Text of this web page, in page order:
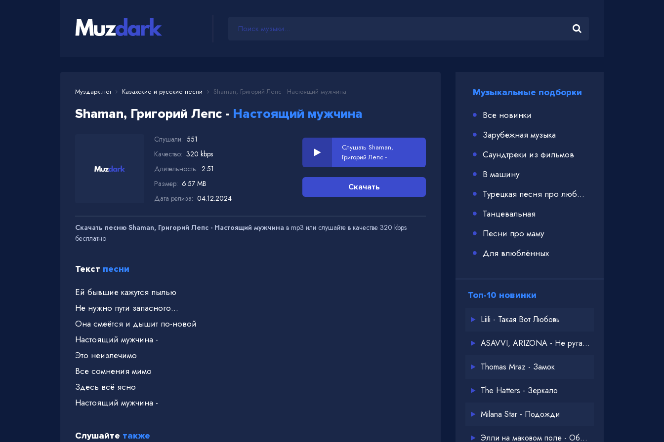
Муздарк.нет Казахские и русские песни Shaman, Григорий Лепс - Настоящий мужчина
Shaman, Григорий Лепс - Настоящий мужчина
Слушали: 551
Качество: 320 kbps
Длительность: 2:51
Размер: 6.57 MB
Дата релиза: 04.12.2024
Слушать Shaman,
Григорий Лепс -
Настоящий мужчина
Скачать
Скачать песню Shaman, Григорий Лепс - Настоящий мужчина в mp3 или слушайте в качестве 320 kbps
бесплатно
Текст песни
Ей бывшие кажутся пылью
Не нужно пути запасного…
Она смеётся и дышит по-новой
Настоящий мужчина -
Это неизлечимо
Все сомнения мимо
Здесь всё ясно
Настоящий мужчина -
Слушайте также
Музыкальные подборки
Все новинки
Зарубежная музыка
Саундтреки из фильмов
В машину
Турецкая песня про любовь
Танцевальная
Песни про маму
Для влюблённых
Топ-10 новинки
Liili - Такая Вот Любовь
ASAVVI, ARIZONA - Не ругайся
Thomas Mraz - Замок
The Hatters - Зеркало
Milana Star - Подожди
Элли на маковом поле - Обнимай